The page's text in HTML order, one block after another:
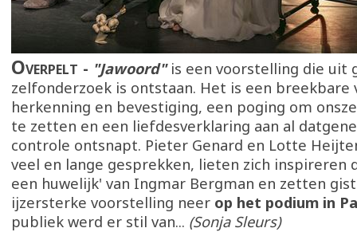
Overpelt "Jawoord"is een voorstelling die uit
zelfonderzoek is ontstaan. Het is een breekbare
herkenning en bevestiging, een poging om
te zetten en een liefdesverklaring aan al
controle ontsnapt. Pieter Genard en Lotte
veel en lange gesprekken, lieten zich inspireren
een huwelijk' van Ingmar Bergman en zetten
ijzersterke voorstelling neer op het podium in
publiek werd er stil van... (Sonja Sleurs)